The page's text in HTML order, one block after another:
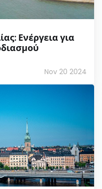
Ενέργεια για
Nov 20 2024